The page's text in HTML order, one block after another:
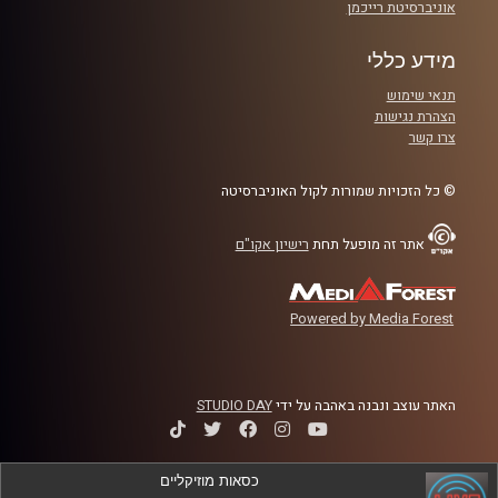
אוניברסיטת רייכמן
מידע כללי
תנאי שימוש
הצהרת נגישות
צרו קשר
© כל הזכויות שמורות לקול האוניברסיטה
אתר זה מופעל תחת רישיון אקו"ם
Powered by Media Forest
האתר עוצב ונבנה באהבה על ידיSTUDIO DAY
כסאות מוזיקליים